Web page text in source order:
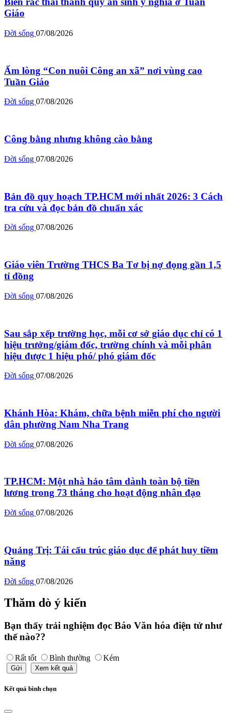
Giáo
Đời sống 07/08/2026
Ấm lòng “Con nuôi Công an xã” nơi vùng cao
Tuần Giáo
Đời sống 07/08/2026
Công bằng nhưng không cào bằng
Đời sống 07/08/2026
Bản đồ quy hoạch TP.HCM mới nhất 2026: 3 Cách
tra cứu và đọc bản đồ chuẩn xác
Đời sống 07/08/2026
Giáo viên Trường THCS Ba Tơ bị nợ đọng gần 1,5
tỉ đồng
Đời sống 07/08/2026
Sau sắp xếp trường học, mỗi cơ sở giáo dục chỉ có 1
hiệu trưởng/giám đốc, trường chính và mỗi phân
hiệu được 1 hiệu phó/ phó giám đốc
Đời sống 07/08/2026
Khánh Hòa: Khám, chữa bệnh miễn phí cho người
dân phường Nam Nha Trang
Đời sống 07/08/2026
TP.HCM: Một nhà hảo tâm dành toàn bộ tiền
lương trong 73 tháng cho hoạt động nhân đạo
Đời sống 07/08/2026
Quảng Trị: Tái cấu trúc giáo dục để phát huy tiềm
năng
Đời sống 07/08/2026
Thăm dò ý kiến
Bạn thấy trải nghiệm đọc Báo Văn hóa điện tử như
thế nào??
Rất tốt Bình thường Kém
Gửi Xem kết quả
Kết quả bình chọn